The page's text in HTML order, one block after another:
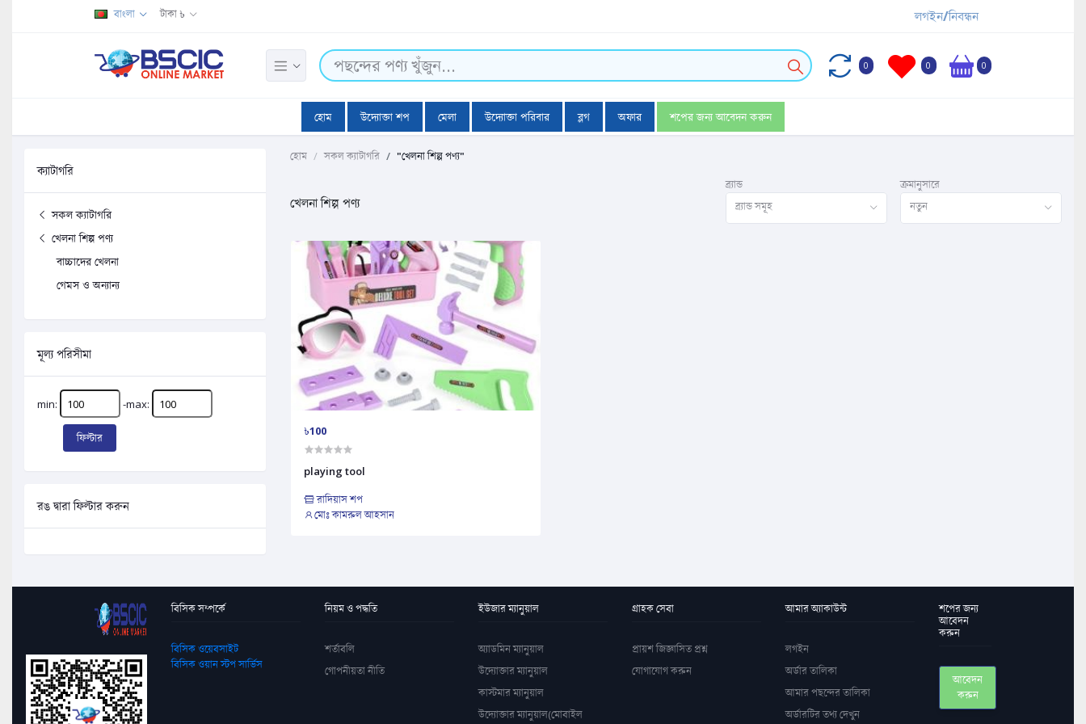
বাংলা টাকা ৳ লগইন/নিবন্ধন
0 0 0
হোম উদ্যোক্তা শপ মেলা উদ্যোক্তা পরিবার ব্লগ অফার শপের জন্য আবেদন করুন
ক্যাটাগরি
সকল ক্যাটাগরি
খেলনা শিল্প পণ্য
বাচ্চাদের খেলনা
গেমস ও অন্যান্য
মূল্য পরিসীমা
min: -max:
ফিল্টার
রঙ দ্বারা ফিল্টার করুন
হোম সকল ক্যাটাগরি "খেলনা শিল্প পণ্য"
খেলনা শিল্প পণ্য
ব্র্যান্ড
ব্র্যান্ড সমূহ
ক্রমানুসারে
নতুন
৳100
playing tool
রাদিয়াস শপ
মোঃ কামরুল আহসান
বিসিক সম্পর্কে
বিসিক ওয়েবসাইট
বিসিক ওয়ান স্টপ সার্ভিস
নিয়ম ও পদ্ধতি
শর্তাবলি
গোপনীয়তা নীতি
ইউজার ম্যানুয়াল
অ্যাডমিন ম্যানুয়াল
উদ্যোক্তার ম্যানুয়াল
কাস্টমার ম্যানুয়াল
উদ্যোক্তার ম্যানুয়াল(মোবাইল
গ্রাহক সেবা
প্রায়শ জিজ্ঞাসিত প্রশ্ন
যোগাযোগ করুন
আমার অ্যাকাউন্ট
লগইন
অর্ডার তালিকা
আমার পছন্দের তালিকা
অর্ডারটির তথ্য দেখুন
শপের জন্য
আবেদন
করুন
আবেদন
করুন